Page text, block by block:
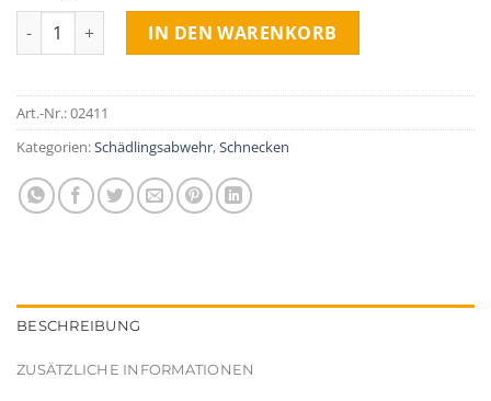
Schnecken Abwehrband aus Kupfer, 5m Menge
IN DEN WARENKORB
Art.-Nr.:02411
Kategorien:Schädlingsabwehr,Schnecken
BESCHREIBUNG
ZUSÄTZLICHE INFORMATIONEN